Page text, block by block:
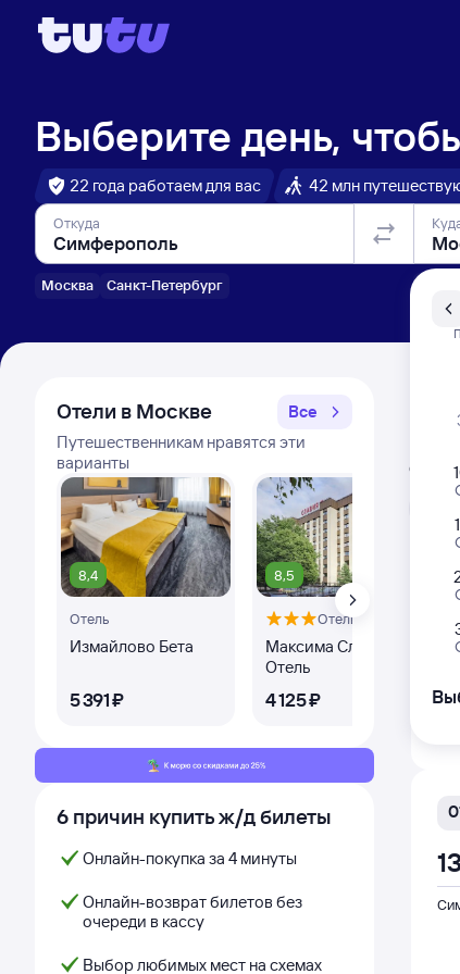
Выберите день,
22 года работаем для вас 42 млн
Откуда
Москва Санкт-Петербург
Отели в Москве
Все
Путешественникам нравятся эти
варианты
8,4
Отель
Измайлово Бета
5 ⁠391 ⁠₽
8,5
Отель
Максима Славия
Отель
4 ⁠125 ⁠₽
6 причин купить ж/д билеты
Онлайн-покупка за 4 минуты
Онлайн-возврат билетов без
очереди в кассу
Выбор любимых мест на схемах